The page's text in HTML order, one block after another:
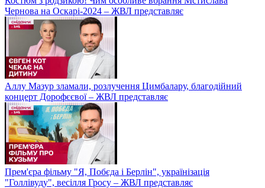
Чернова на Оскарі-2024 – ЖВЛ представляє
Аллу Мазур зламали, розлучення Цимбалару, благодійний
концерт Дорофєєвої – ЖВЛ представляє
Прем'єра фільму "Я, Побєда і Берлін", українізація
"Голлівуду", весілля Гросу – ЖВЛ представляє